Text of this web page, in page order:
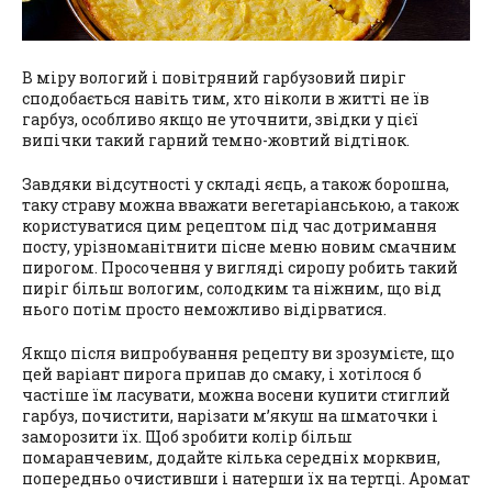
В міру вологий і повітряний гарбузовий пиріг
сподобається навіть тим, хто ніколи в житті не їв
гарбуз, особливо якщо не уточнити, звідки у цієї
випічки такий гарний темно-жовтий відтінок.
Завдяки відсутності у складі яєць, а також борошна,
таку страву можна вважати вегетаріанською, а також
користуватися цим рецептом під час дотримання
посту, урізноманітнити пісне меню новим смачним
пирогом. Просочення у вигляді сиропу робить такий
пиріг більш вологим, солодким та ніжним, що від
нього потім просто неможливо відірватися.
Якщо після випробування рецепту ви зрозумієте, що
цей варіант пирога припав до смаку, і хотілося б
частіше їм ласувати, можна восени купити стиглий
гарбуз, почистити, нарізати м’якуш на шматочки і
заморозити їх. Щоб зробити колір більш
помаранчевим, додайте кілька середніх морквин,
попередньо очистивши і натерши їх на тертці. Аромат